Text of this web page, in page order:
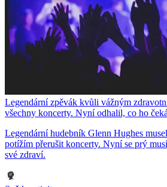
Legendární zpěvák kvůli vážným
všechny koncerty. Nyní odhalil, co ho čeká
Legendární hudebník Glenn Hughes
potížím přerušit koncerty. Nyní se prý
své zdraví.